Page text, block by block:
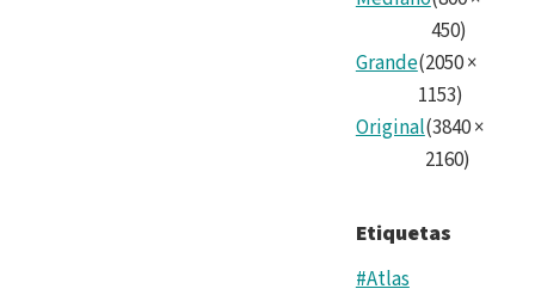
450)
Grande(2050×
1153)
Original(3840×
2160)
Etiquetas
#Atlas